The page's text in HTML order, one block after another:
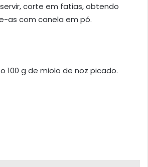
corte em fatias, obtendo
as com canela em pó.
100 g de miolo de noz picado.